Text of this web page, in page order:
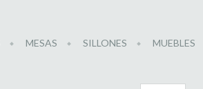
MESAS SILLONES MUEBLES